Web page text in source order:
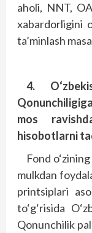
aholi, NNT,
xabardorligini
ta’minlash
4.
mos
hisobotlarni
Fond
mulkdan
printsiplari
to‘g‘risida
Qonunchilik